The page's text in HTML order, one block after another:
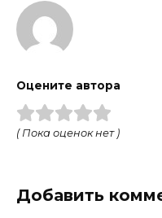
Оцените автора
( Пока оценок нет )
Добавить